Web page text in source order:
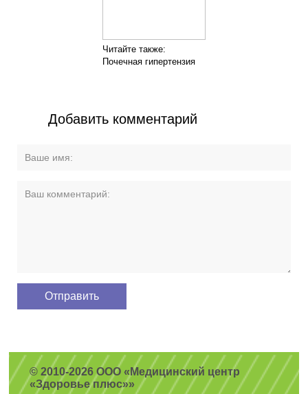
Читайте также:
Почечная гипертензия
Добавить комментарий
© 2010-2026 ООО «Медицинский центр
«Здоровье плюс»»